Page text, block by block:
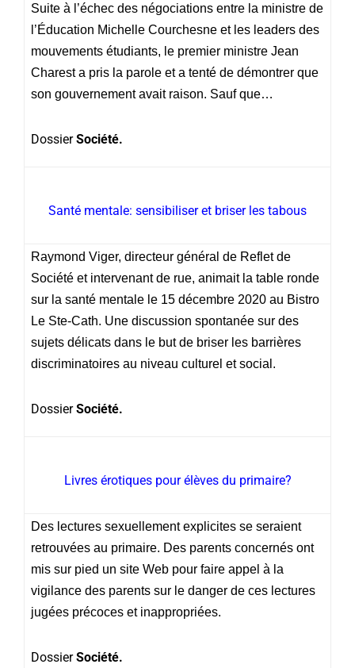
Suite à l’échec des négociations entre la ministre de
l’Éducation Michelle Courchesne et les leaders des
mouvements étudiants, le premier ministre Jean
Charest a pris la parole et a tenté de démontrer que
son gouvernement avait raison. Sauf que…
DossierSociété.
Santé mentale: sensibiliser et briser les tabous
Raymond Viger, directeur général de Reflet de
Société et intervenant de rue, animait la table ronde
sur la santé mentale le 15 décembre 2020 au Bistro
Le Ste-Cath. Une discussion spontanée sur des
sujets délicats dans le but de briser les barrières
discriminatoires au niveau culturel et social.
DossierSociété.
Livres érotiques pour élèves du primaire?
Des lectures sexuellement explicites se seraient
retrouvées au primaire. Des parents concernés ont
mis sur pied un site Web pour faire appel à la
vigilance des parents sur le danger de ces lectures
jugées précoces et inappropriées.
DossierSociété.